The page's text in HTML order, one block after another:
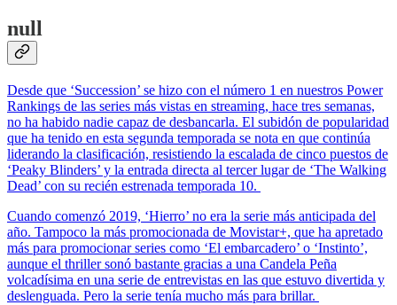
null
Desde que ‘Succession’ se hizo con el número 1 en nuestros Power
Rankings de las series más vistas en streaming, hace tres semanas,
no ha habido nadie capaz de desbancarla. El subidón de popularidad
que ha tenido en esta segunda temporada se nota en que continúa
liderando la clasificación, resistiendo la escalada de cinco puestos de
‘Peaky Blinders’ y la entrada directa al tercer lugar de ‘The Walking
Dead’ con su recién estrenada temporada 10.
Cuando comenzó 2019, ‘Hierro’ no era la serie más anticipada del
año. Tampoco la más promocionada de Movistar+, que ha apretado
más para promocionar series como ‘El embarcadero’ o ‘Instinto’,
aunque el thriller sonó bastante gracias a una Candela Peña
volcadísima en una serie de entrevistas en las que estuvo divertida y
deslenguada. Pero la serie tenía mucho más para brillar.